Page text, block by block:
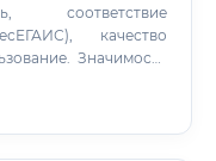
соответствие
качество
Значимость
упаковки, мебели;